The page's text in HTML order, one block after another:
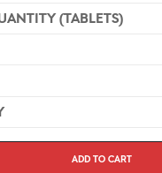
Add to cart